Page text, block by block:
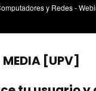
y Redes -